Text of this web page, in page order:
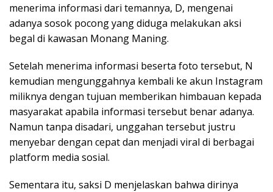
menerima informasi dari temannya, D, mengenai
adanya sosok pocong yang diduga melakukan aksi
begal di kawasan Monang Maning.
Setelah menerima informasi beserta foto tersebut, N
kemudian mengunggahnya kembali ke akun Instagram
miliknya dengan tujuan memberikan himbauan kepada
masyarakat apabila informasi tersebut benar adanya.
Namun tanpa disadari, unggahan tersebut justru
menyebar dengan cepat dan menjadi viral di berbagai
platform media sosial.
Sementara itu, saksi D menjelaskan bahwa dirinya